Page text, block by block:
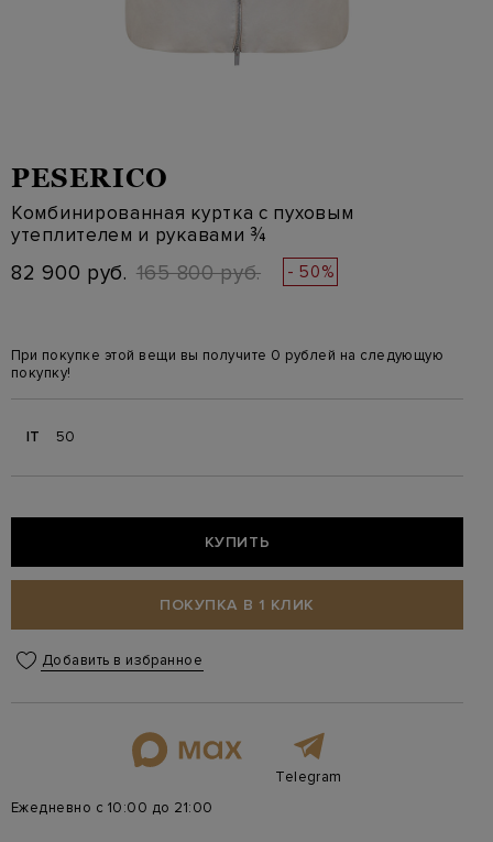
PESERICO
Комбинированная куртка с пуховым
утеплителем и рукавами ¾
82 900 руб. 165 800 руб. - 50%
При покупке этой вещи вы получите 0 рублей на следующую
покупку!
IT 50
КУПИТЬ
ПОКУПКА В 1 КЛИК
Добавить в избранное
Telegram
Ежедневно с 10:00 до 21:00